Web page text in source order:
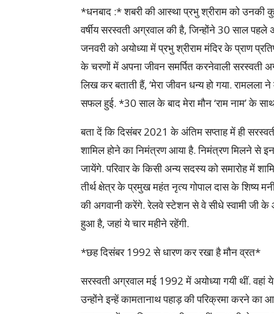
*धनबाद :* शबरी की आस्था प्रभु श्रीराम को उनकी
वर्षीय सरस्वती अग्रवाल की है, जिन्होंने 30 साल
जनवरी को अयोध्या में प्रभु श्रीराम मंदिर के प्राण
के चरणों में अपना जीवन समर्पित करनेवाली सरस्वती
लिख कर बताती हैं, ‘मेरा जीवन धन्य हो गया. रामलला
सफल हुई. *30 साल के बाद मेरा मौन ‘राम नाम’ के
बता दें कि दिसंबर 2021 के अंतिम सप्ताह में ही
शामिल होने का निमंत्रण आया है. निमंत्रण मिलने से
जायेंगे. परिवार के किसी अन्य सदस्य को समारोह में
तीर्थ क्षेत्र के प्रमुख महंत नृत्य गोपाल दास के शिष्य
की अगवानी करेंगे. रेलवे स्टेशन से वे सीधे स्वामी जी के
हुआ है, जहां ये चार महीने रहेंगी.
*छह दिसंबर 1992 से धारण कर रखा है मौन व्रत*
सरस्वती अग्रवाल मई 1992 में अयोध्या गयी थीं. वहां
उन्होंने इन्हें कामतानाथ पहाड़ की परिक्रमा करने